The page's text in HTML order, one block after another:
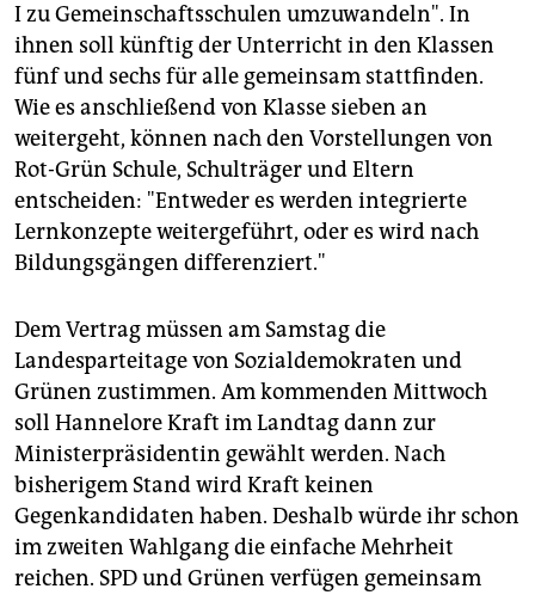
I zu Gemeinschaftsschulen umzuwandeln". In
ihnen soll künftig der Unterricht in den Klassen
fünf und sechs für alle gemeinsam stattfinden.
Wie es anschließend von Klasse sieben an
weitergeht, können nach den Vorstellungen von
Rot-Grün Schule, Schulträger und Eltern
entscheiden: "Entweder es werden integrierte
Lernkonzepte weitergeführt, oder es wird nach
Bildungsgängen differenziert."
Dem Vertrag müssen am Samstag die
Landesparteitage von Sozialdemokraten und
Grünen zustimmen. Am kommenden Mittwoch
soll Hannelore Kraft im Landtag dann zur
Ministerpräsidentin gewählt werden. Nach
bisherigem Stand wird Kraft keinen
Gegenkandidaten haben. Deshalb würde ihr schon
im zweiten Wahlgang die einfache Mehrheit
reichen. SPD und Grünen verfügen gemeinsam